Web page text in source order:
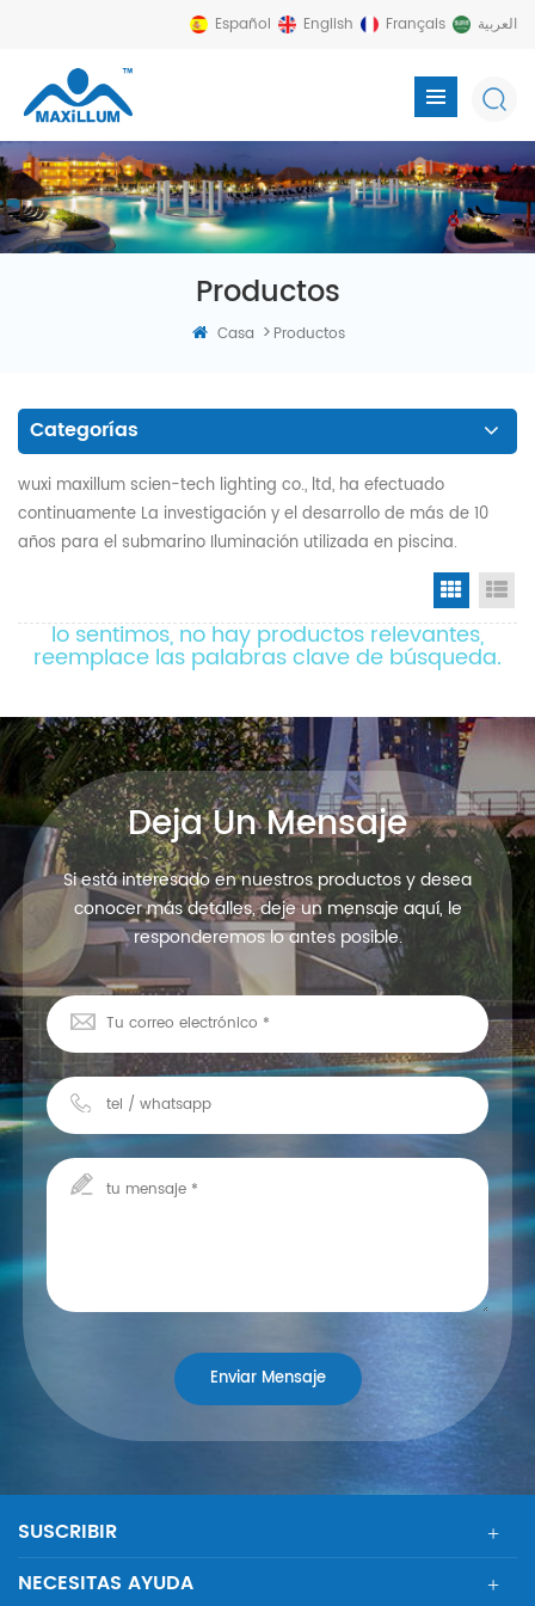
Español English Français العربية
Productos
Casa > Productos
Categorías
wuxi maxillum scien-tech lighting co., ltd, ha efectuado
continuamente La investigación y el desarrollo de más de 10
años para el submarino Iluminación utilizada en piscina.
Grid
lo sentimos, no hay productos relevantes,
reemplace las palabras clave de búsqueda.
Deja Un Mensaje
Si está interesado en nuestros productos y desea
conocer más detalles, deje un mensaje aquí, le
responderemos lo antes posible.
SUSCRIBIR
NECESITAS AYUDA